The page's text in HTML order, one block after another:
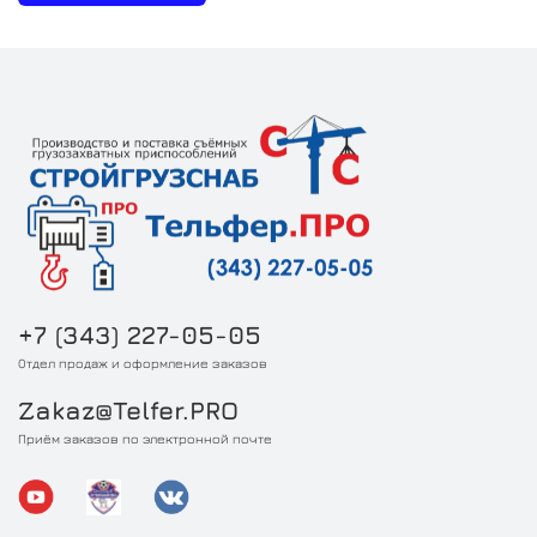
+7 (343) 227-05-05
Отдел продаж и оформление заказов
Zakaz@Telfer.PRO
Приём заказов по электронной почте